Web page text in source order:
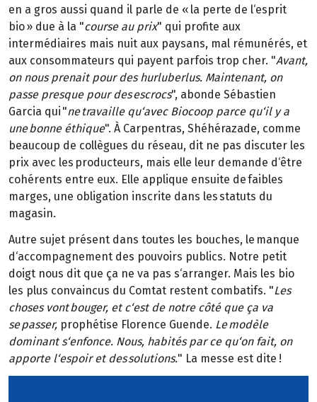
en a gros aussi quand il parle de « la perte de l‘esprit
bio » due à la "course au prix" qui profite aux
intermédiaires mais nuit aux paysans, mal rémunérés, et
aux consommateurs qui payent parfois trop cher. "Avant,
on nous prenait pour des hurluberlus. Maintenant, on
passe presque pour des escrocs", abonde Sébastien
Garcia qui "ne travaille qu‘avec Biocoop parce qu‘il y a
une bonne éthique". À Carpentras, Shéhérazade, comme
beaucoup de collègues du réseau, dit ne pas discuter les
prix avec les producteurs, mais elle leur demande d‘être
cohérents entre eux. Elle applique ensuite de faibles
marges, une obligation inscrite dans les statuts du
magasin.
Autre sujet présent dans toutes les bouches, le manque
d‘accompagnement des pouvoirs publics. Notre petit
doigt nous dit que ça ne va pas s‘arranger. Mais les bio
les plus convaincus du Comtat restent combatifs. "Les
choses vont bouger, et c‘est de notre côté que ça va
se passer, prophétise Florence Guende. Le modèle
dominant s‘enfonce. Nous, habités par ce qu‘on fait, on
apporte l‘espoir et des solutions." La messe est dite !